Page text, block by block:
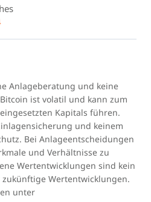
Anlageberatung und keine
ist volatil und kann zum
Kapitals führen.
und keinem
Bei Anlageentscheidungen
und Verhältnisse zu
Wertentwicklungen sind kein
Wertentwicklungen.
unter